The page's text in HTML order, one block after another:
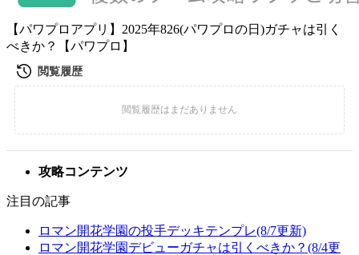
【パワプロアプリ】2025年826(パワプロの日)ガチャは引く
べきか？【パワプロ】
攻略コンテンツ
注目の記事
ロマン開花学園の投手デッキテンプレ(8/7更新)
ロマン開花学園デビューガチャは引くべきか？(8/4更